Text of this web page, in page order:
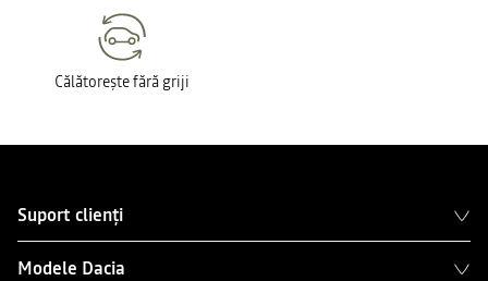
Călătorește fără griji
Suport clienți
Modele Dacia